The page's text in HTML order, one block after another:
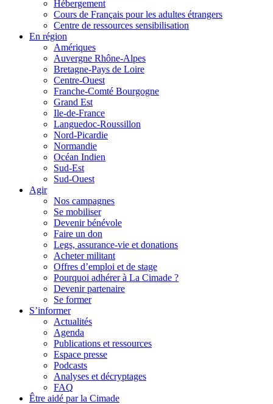
Hébergement
Cours de Français pour les adultes étrangers
Centre de ressources sensibilisation
En région
Amériques
Auvergne Rhône-Alpes
Bretagne-Pays de Loire
Centre-Ouest
Franche-Comté Bourgogne
Grand Est
Ile-de-France
Languedoc-Roussillon
Nord-Picardie
Normandie
Océan Indien
Sud-Est
Sud-Ouest
Agir
Nos campagnes
Se mobiliser
Devenir bénévole
Faire un don
Legs, assurance-vie et donations
Acheter militant
Offres d’emploi et de stage
Pourquoi adhérer à La Cimade ?
Devenir partenaire
Se former
S’informer
Actualités
Agenda
Publications et ressources
Espace presse
Podcasts
Analyses et décryptages
FAQ
Être aidé par la Cimade